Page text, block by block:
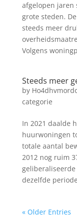
afgelopen jaren
grote steden.
steeds meer
Volgens
Steeds meer
by
categorie
In 2021 daalde
huurwoningen
totale aantal
2012 nog ruim
dezelfde
« Older Entries